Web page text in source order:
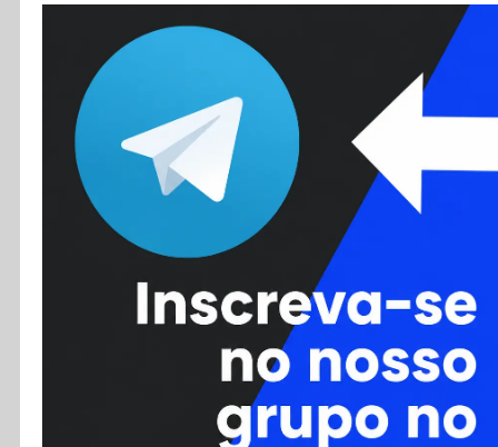
Colunas
Colaboradores
Cursos
Enviar Dica